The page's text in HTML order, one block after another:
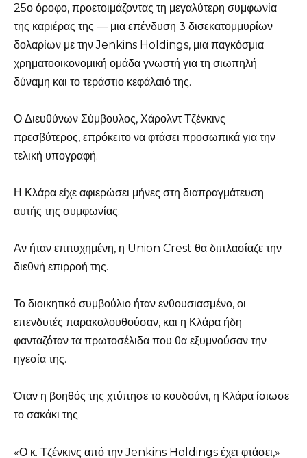
25ο όροφο, προετοιμάζοντας τη μεγαλύτερη συμφωνία
της καριέρας της — μια επένδυση 3 δισεκατομμυρίων
δολαρίων με την Jenkins Holdings, μια παγκόσμια
χρηματοοικονομική ομάδα γνωστή για τη σιωπηλή
δύναμη και το τεράστιο κεφάλαιό της.
Ο Διευθύνων Σύμβουλος, Χάρολντ Τζένκινς
πρεσβύτερος, επρόκειτο να φτάσει προσωπικά για την
τελική υπογραφή.
Η Κλάρα είχε αφιερώσει μήνες στη διαπραγμάτευση
αυτής της συμφωνίας.
Αν ήταν επιτυχημένη, η Union Crest θα διπλασίαζε την
διεθνή επιρροή της.
Το διοικητικό συμβούλιο ήταν ενθουσιασμένο, οι
επενδυτές παρακολουθούσαν, και η Κλάρα ήδη
φανταζόταν τα πρωτοσέλιδα που θα εξυμνούσαν την
ηγεσία της.
Όταν η βοηθός της χτύπησε το κουδούνι, η Κλάρα ίσιωσε
το σακάκι της.
«Ο κ. Τζένκινς από την Jenkins Holdings έχει φτάσει,»